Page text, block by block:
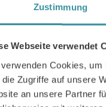
Zustimmung
Webseite verwendet
Cookies,
die Zugriffe auf unsere
an unsere Partner